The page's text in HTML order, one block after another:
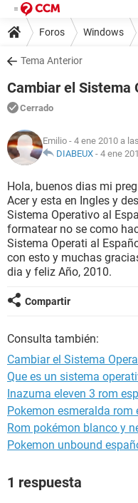
Foros Windows
Tema Anterior
Cambiar el Sistema
Cerrado
Emilio - 4 ene 2010 a
DIABEUX - 4 ene
Hola, buenos dias mi
Acer y esta en Ingles y
Sistema Operativo al
formatear no se como
Sistema Operati al
con esto y muchas
dia y feliz Año, 2010.
Compartir
Consulta también:
Cambiar el Sistema
Que es un sistema
Inazuma eleven 3 rom
Pokemon esmeralda rom
Rom pokémon blanco y
Pokemon unbound
1 respuesta